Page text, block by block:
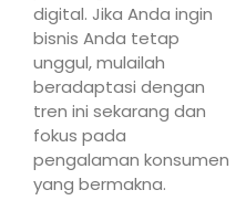
digital. Jika Anda ingin
bisnis Anda tetap
unggul, mulailah
beradaptasi dengan
tren ini sekarang dan
fokus pada
pengalaman konsumen
yang bermakna.